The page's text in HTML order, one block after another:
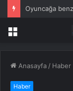
Menü
Anasayfa / Haber
Haber